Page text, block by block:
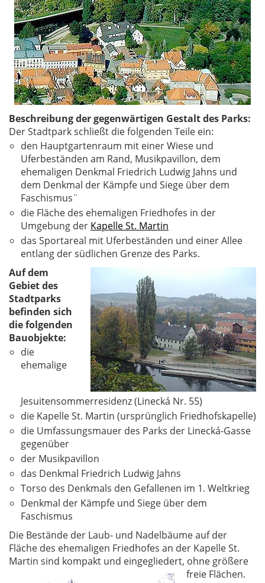
Beschreibung der gegenwärtigen Gestalt des Parks:
Der Stadtpark schließt die folgenden Teile ein:
den Hauptgartenraum mit einer Wiese und
Uferbeständen am Rand, Musikpavillon, dem
ehemaligen Denkmal Friedrich Ludwig Jahns und
dem Denkmal der Kämpfe und Siege über dem
Faschismus¨
die Fläche des ehemaligen Friedhofes in der
Umgebung der Kapelle St. Martin
das Sportareal mit Uferbeständen und einer Allee
entlang der südlichen Grenze des Parks.
Auf dem
Gebiet des
Stadtparks
befinden sich
die folgenden
Bauobjekte:
die
ehemalige
Jesuitensommerresidenz (Linecká Nr. 55)
die Kapelle St. Martin (ursprünglich Friedhofskapelle)
die Umfassungsmauer des Parks der Linecká-Gasse
gegenüber
der Musikpavillon
das Denkmal Friedrich Ludwig Jahns
Torso des Denkmals den Gefallenen im 1. Weltkrieg
Denkmal der Kämpfe und Siege über dem
Faschismus
Die Bestände der Laub- und Nadelbäume auf der
Fläche des ehemaligen Friedhofes an der Kapelle St.
Martin sind kompakt und eingegliedert, ohne größere
freie Flächen.